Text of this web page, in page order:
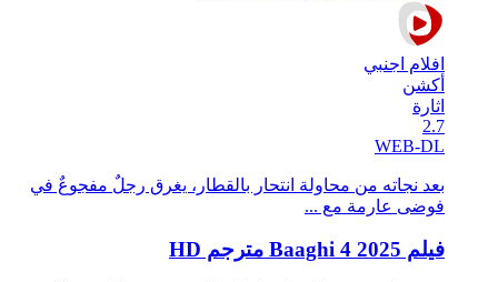
افلام اجنبي
أكشن
اثارة
2.7
WEB-DL
بعد نجاته من محاولة انتحار بالقطار، يغرق رجلٌ مفجوعٌ في
فوضى عارمة مع ...
فيلم Baaghi 4 2025 مترجم HD